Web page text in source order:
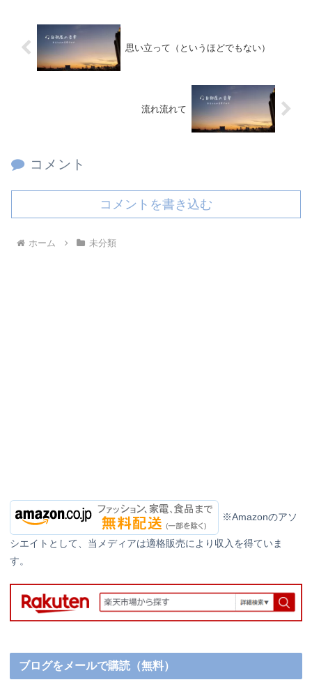
思い立って（というほどでもない）
流れ流れて
コメント
コメントを書き込む
ホーム 未分類
※Amazonのアソ
シエイトとして、当メディアは適格販売により収入を得ていま
す。
ブログをメールで購読（無料）